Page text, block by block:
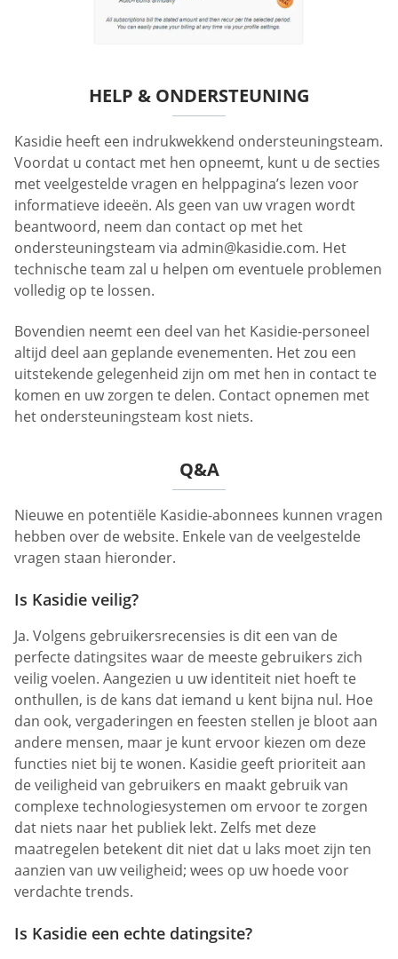
HELP & ONDERSTEUNING
Kasidie heeft een indrukwekkend ondersteuningsteam.
Voordat u contact met hen opneemt, kunt u de secties
met veelgestelde vragen en helppagina’s lezen voor
informatieve ideeën. Als geen van uw vragen wordt
beantwoord, neem dan contact op met het
ondersteuningsteam via admin@kasidie.com. Het
technische team zal u helpen om eventuele problemen
volledig op te lossen.
Bovendien neemt een deel van het Kasidie-personeel
altijd deel aan geplande evenementen. Het zou een
uitstekende gelegenheid zijn om met hen in contact te
komen en uw zorgen te delen. Contact opnemen met
het ondersteuningsteam kost niets.
Q&A
Nieuwe en potentiële Kasidie-abonnees kunnen vragen
hebben over de website. Enkele van de veelgestelde
vragen staan hieronder.
Is Kasidie veilig?
Ja. Volgens gebruikersrecensies is dit een van de
perfecte datingsites waar de meeste gebruikers zich
veilig voelen. Aangezien u uw identiteit niet hoeft te
onthullen, is de kans dat iemand u kent bijna nul. Hoe
dan ook, vergaderingen en feesten stellen je bloot aan
andere mensen, maar je kunt ervoor kiezen om deze
functies niet bij te wonen. Kasidie geeft prioriteit aan
de veiligheid van gebruikers en maakt gebruik van
complexe technologiesystemen om ervoor te zorgen
dat niets naar het publiek lekt. Zelfs met deze
maatregelen betekent dit niet dat u laks moet zijn ten
aanzien van uw veiligheid; wees op uw hoede voor
verdachte trends.
Is Kasidie een echte datingsite?